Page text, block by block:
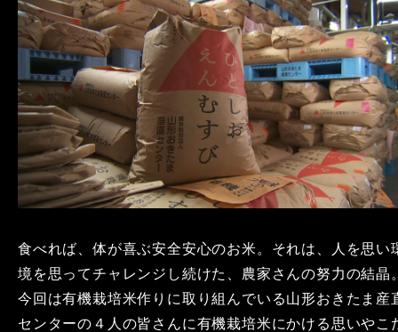
食べれば、体が喜ぶ安全安心のお米。それは、人を思い
境を思ってチャレンジし続けた、農家さんの努力の結晶
今回は有機栽培米作りに取り組んでいる山形おきたま産
センターの４人の皆さんに有機栽培米にかける思いやこ